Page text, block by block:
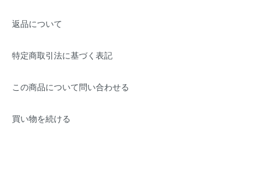
返品について
特定商取引法に基づく表記
この商品について問い合わせる
買い物を続ける